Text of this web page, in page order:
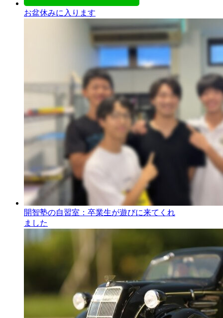
お盆休みに入ります
開智塾の自習室：卒業生が遊びに来てくれ
ました